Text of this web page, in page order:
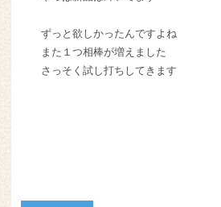
ずっと欲しかったんですよね
また１つ相棒が増えました
さっそく試し打ちしてきます